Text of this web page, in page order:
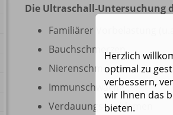
Die Ultraschall-Untersuchung
Familiärer Vorbelastung
Bauchschmerzen
Nierenschmerzen
Immunschwäche
Verdauungsproblemen
Herzlich
optimal zu
verbessern,
wir Ihnen das
bieten.